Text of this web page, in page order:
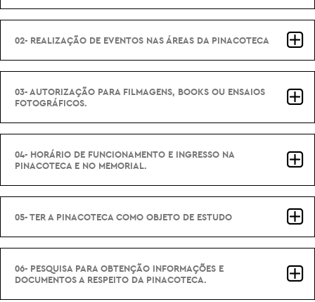
02- REALIZAÇÃO DE EVENTOS NAS ÁREAS DA PINACOTECA
03- AUTORIZAÇÃO PARA FILMAGENS, BOOKS OU ENSAIOS
FOTOGRÁFICOS.
04- HORÁRIO DE FUNCIONAMENTO E INGRESSO NA
PINACOTECA E NO MEMORIAL.
05- TER A PINACOTECA COMO OBJETO DE ESTUDO
06- PESQUISA PARA OBTENÇÃO INFORMAÇÕES E
DOCUMENTOS A RESPEITO DA PINACOTECA.